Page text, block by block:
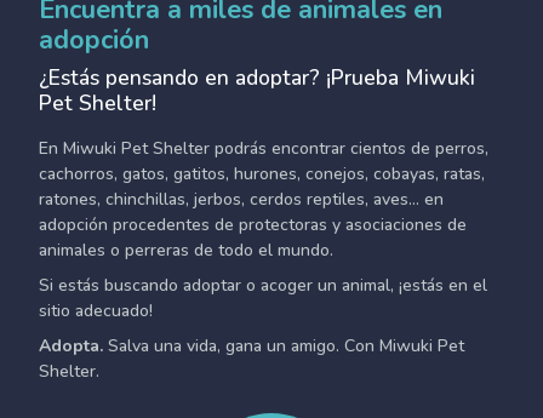
Encuentra a miles de animales en
adopción
¿Estás pensando en adoptar? ¡Prueba Miwuki
Pet Shelter!
En Miwuki Pet Shelter podrás encontrar cientos de perros,
cachorros, gatos, gatitos, hurones, conejos, cobayas, ratas,
ratones, chinchillas, jerbos, cerdos reptiles, aves... en
adopción procedentes de protectoras y asociaciones de
animales o perreras de todo el mundo.
Si estás buscando adoptar o acoger un animal, ¡estás en el
sitio adecuado!
Adopta. Salva una vida, gana un amigo. Con Miwuki Pet
Shelter.